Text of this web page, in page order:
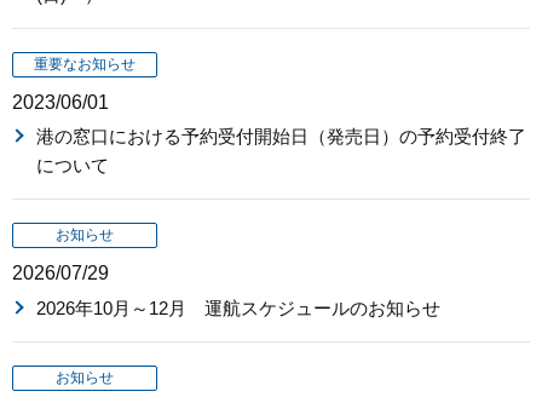
重要なお知らせ
2023/06/01
港の窓口における予約受付開始日（発売日）の予約受付終了
について
お知らせ
2026/07/29
2026年10月～12月 運航スケジュールのお知らせ
お知らせ